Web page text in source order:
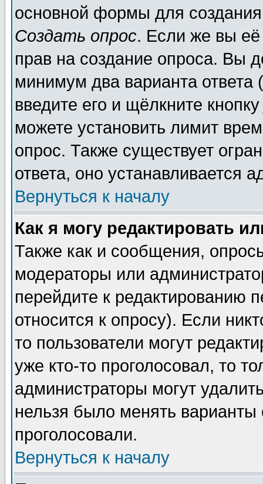
основной формы для
Создать опрос. Если же вы её
прав на создание опроса. Вы
минимум два варианта ответа
введите его и щёлкните
можете установить лимит
опрос. Также существует
ответа, оно устанавливается
Вернуться к началу
Как я могу редактировать
Также как и сообщения,
модераторы или
перейдите к редактированию
относится к опросу). Если
то пользователи могут
уже кто-то проголосовал, то
администраторы могут
нельзя было менять
проголосовали.
Вернуться к началу